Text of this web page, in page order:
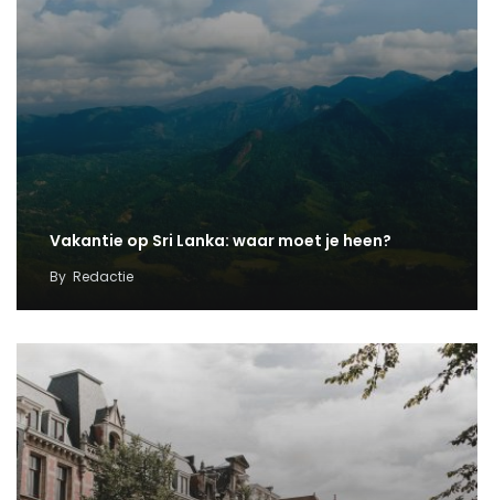
Vakantie op Sri Lanka: waar moet je heen?
By Redactie